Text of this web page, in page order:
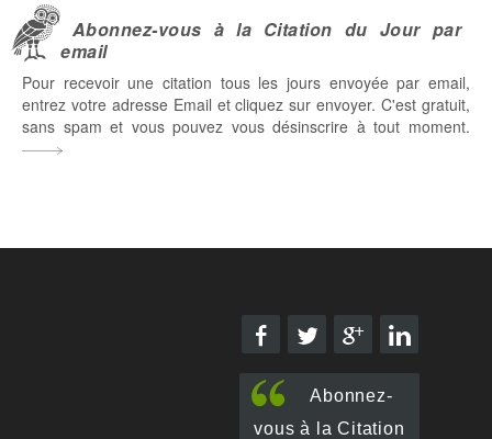
Abonnez-vous à la Citation du Jour par
email
Pour recevoir une citation tous les jours envoyée par email,
entrez votre adresse Email et cliquez sur envoyer. C'est gratuit,
sans spam et vous pouvez vous désinscrire à tout moment.
Abonnez-
vous à la Citation